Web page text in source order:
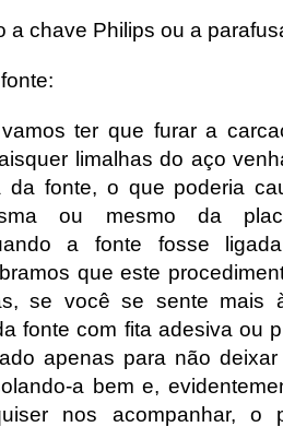
a chave Philips ou a
ter que furar a
limalhas do aço
da fonte, o que poderia
ou mesmo da
a fonte fosse
que este
se você se sente mais
fonte com fita adesiva ou
apenas para não
a bem e,
nos acompanhar, o